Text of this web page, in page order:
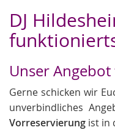
DJ
Unser
Gerne schicken wir
unverbindliches
Vorreservierung ist in